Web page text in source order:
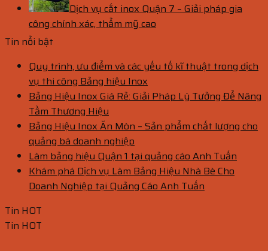
Dịch vụ cắt inox Quận 7 – Giải pháp gia
công chính xác, thẩm mỹ cao
Tin nổi bật
Quy trình, ưu điểm và các yếu tố kĩ thuật trong dịch
vụ thi công Bảng hiệu Inox
Bảng Hiệu Inox Giá Rẻ: Giải Pháp Lý Tưởng Để Nâng
Tầm Thương Hiệu
Bảng Hiệu Inox Ăn Mòn – Sản phẩm chất lượng cho
quảng bá doanh nghiệp
Làm bảng hiệu Quận 1 tại quảng cáo Anh Tuấn
Khám phá Dịch vụ Làm Bảng Hiệu Nhà Bè Cho
Doanh Nghiệp tại Quảng Cáo Anh Tuấn
Tin HOT
Tin HOT